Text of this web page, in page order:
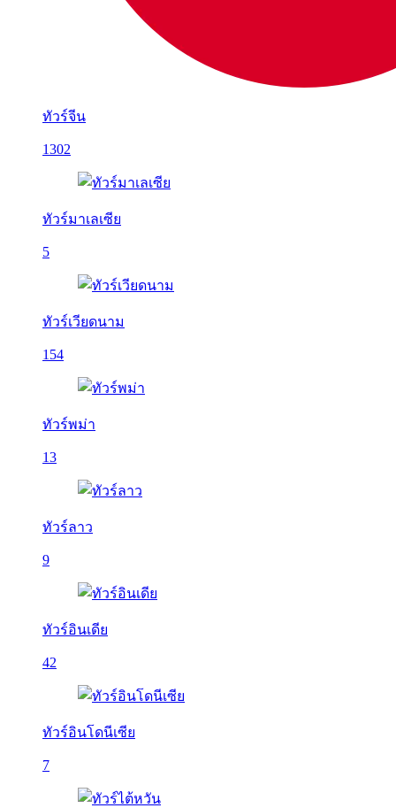
ทัวร์จีน
1302
ทัวร์มาเลเซีย
5
ทัวร์เวียดนาม
154
ทัวร์พม่า
13
ทัวร์ลาว
9
ทัวร์อินเดีย
42
ทัวร์อินโดนีเซีย
7